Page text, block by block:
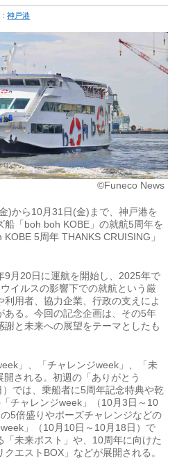
:神戸港
©Funeco News
)から10月31日(金)まで、神戸港を
船「boh boh KOBE」の就航5周年を
5周年 THANKS CRUISING」
9月20日に運航を開始し、2025年で
イルスの影響下での就航という厳
利用者、協力企業、行政の支えによ
ある。今回の記念企画は、その5年
と未来への展望をテーマとしたも
」、「チャレンジweek」、「未
される。初週の「ありがとう
では、乗船者に5周年記念特典や乾
チャレンジweek」（10月3日～10
5倍盛りやポーズチャレンジなどの
」（10月10日～10月18日）で
「未来ポスト」や、10周年に向けた
エストBOX」などが展開される。